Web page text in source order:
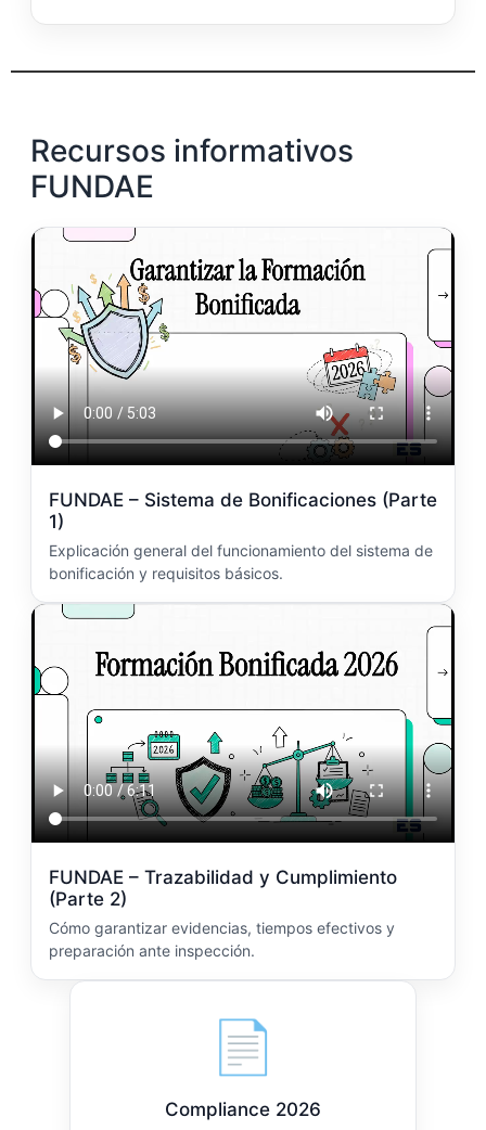
Recursos informativos
FUNDAE
FUNDAE – Sistema de Bonificaciones (Parte
1)
Explicación general del funcionamiento del sistema de
bonificación y requisitos básicos.
FUNDAE – Trazabilidad y Cumplimiento
(Parte 2)
Cómo garantizar evidencias, tiempos efectivos y
preparación ante inspección.
📄
Compliance 2026